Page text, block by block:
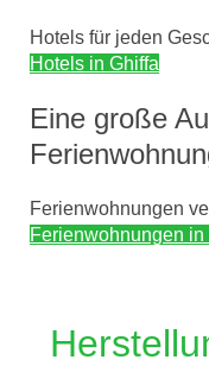
Hotels für jeden
Hotels in Ghiffa
Eine große
Ferienwohnungen
Ferienwohnungen in